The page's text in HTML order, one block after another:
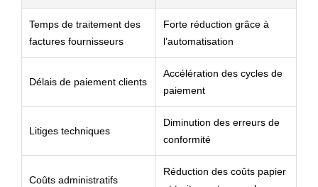
Temps de traitement des
factures fournisseurs
Forte réduction grâce à
l’automatisation
Délais de paiement clients
Accélération des cycles de
paiement
Litiges techniques
Diminution des erreurs de
conformité
Coûts administratifs
Réduction des coûts papier